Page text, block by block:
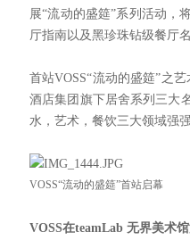
展“流动的盛筵”系列活动，
厅指南以及黑珍珠钻级餐厅
首站VOSS“流动的盛筵”之
酒店集团旗下居舍系列三大
水，艺术，餐饮三大领域强
VOSS“流动的盛筵”首站启幕
VOSS在teamLab 无界美术